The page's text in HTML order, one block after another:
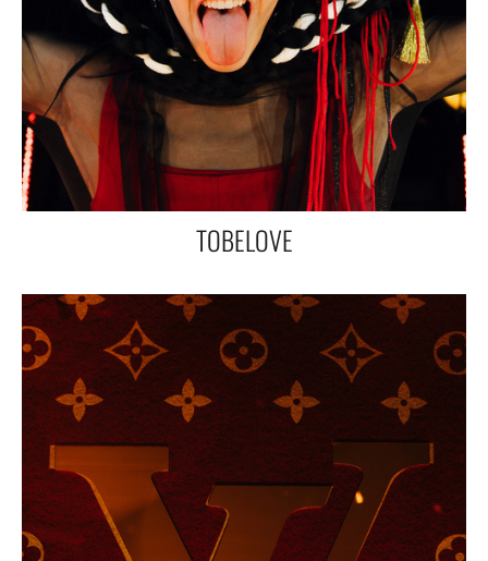
TOBELOVE